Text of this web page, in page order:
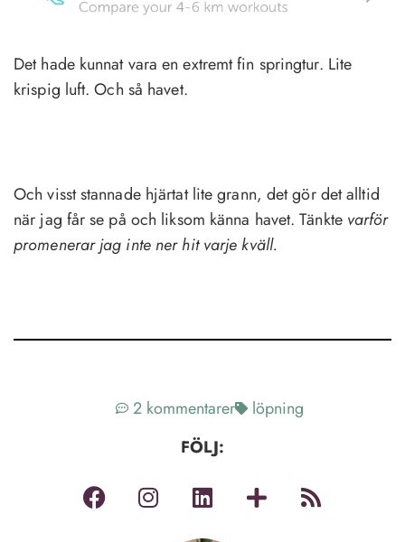
Det hade kunnat vara en extremt fin springtur. Lite
krispig luft. Och så havet.
Och visst stannade hjärtat lite grann, det gör det alltid
när jag får se på och liksom känna havet. Tänkte varför
promenerar jag inte ner hit varje kväll.
2 kommentarer
löpning
FÖLJ: